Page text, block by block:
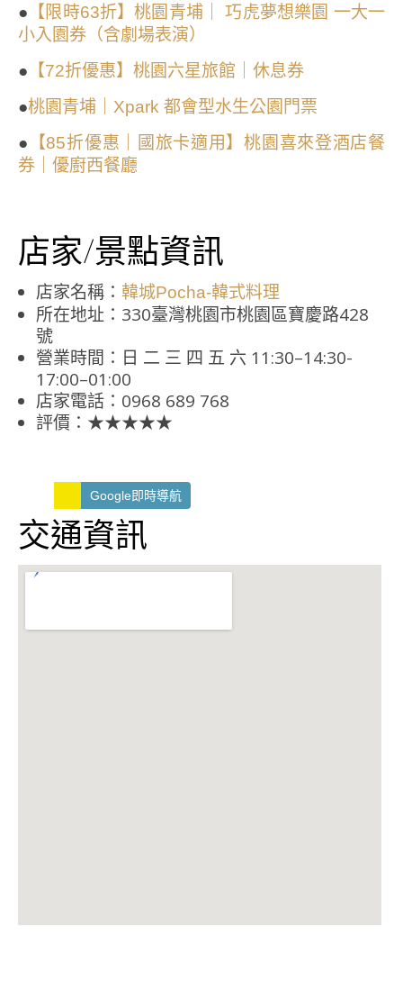
● 【限時63折】桃園青埔｜ 巧虎夢想樂園 一大一
小入園券（含劇場表演）
● 【72折優惠】桃園六星旅館｜休息券
●桃園青埔｜Xpark 都會型水生公園門票
● 【85折優惠｜國旅卡適用】桃園喜來登酒店餐
券｜優廚西餐廳
店家/景點資訊
店家名稱： 韓城Pocha-韓式料理
所在地址：330臺灣桃園市桃園區寶慶路428
號
營業時間：日 二 三 四 五 六 11:30–14:30-
17:00–01:00
店家電話：0968 689 768
評價：★★★★★
Google即時導航
交通資訊